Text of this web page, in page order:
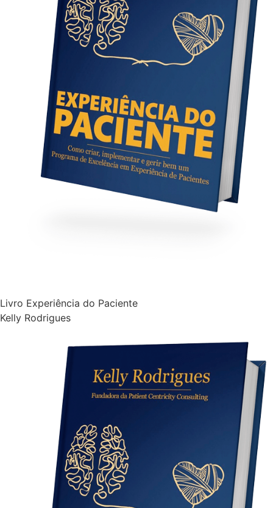
Livro Experiência do Paciente
Kelly Rodrigues